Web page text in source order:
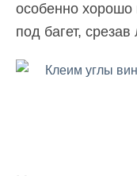
особенно хорошо
под багет,